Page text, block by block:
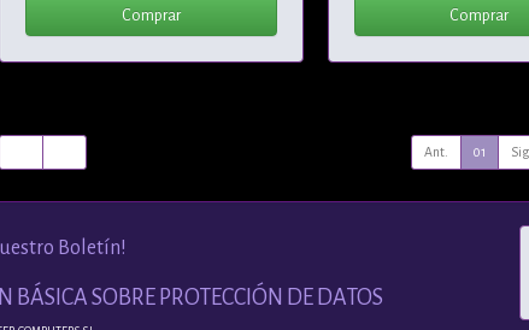
Comprar Comprar
Ant. 01 Sig.
Boletín!
BÁSICA SOBRE PROTECCIÓN DE DATOS